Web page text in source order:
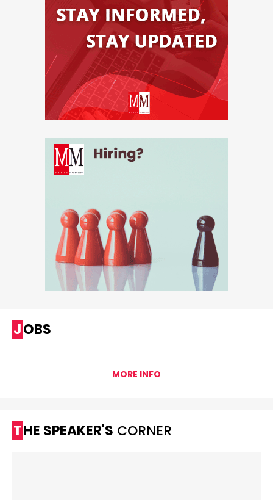
JOBS
MORE INFO
THE SPEAKER'S CORNER